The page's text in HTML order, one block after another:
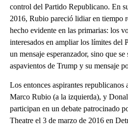
control del Partido Republicano. En
2016, Rubio pareció lidiar en tiempo
hecho evidente en las primarias: los
interesados en ampliar los límites del
un mensaje esperanzador, sino que
aspavientos de Trump y su mensaje
Los entonces aspirantes republicanos
Marco Rubio (a la izquierda), y
participan en un debate patrocinado
Theatre el 3 de marzo de 2016 en